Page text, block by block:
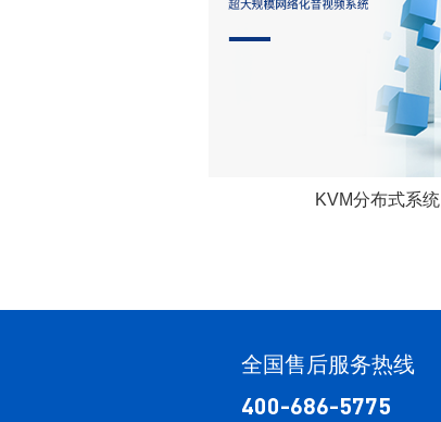
KVM分布式系统
全国售后服务热线
400-686-5775